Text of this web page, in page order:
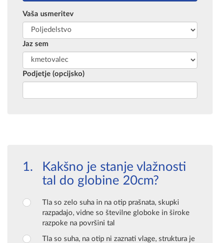
Vaša usmeritev
Jaz sem
Podjetje (opcijsko)
Kakšno je stanje vlažnosti
tal do globine 20cm?
Tla so zelo suha in na otip prašnata, skupki
razpadajo, vidne so številne globoke in široke
razpoke na površini tal
Tla so suha, na otip ni zaznati vlage, struktura je